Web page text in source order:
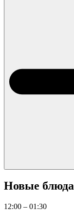
Новые блюда
12:00 – 01:30